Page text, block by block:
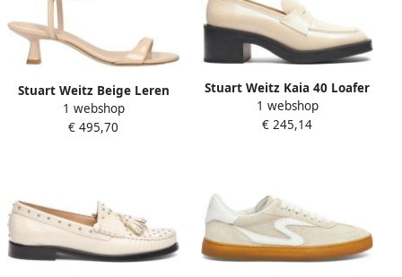
Stuart Weitz Beige Leren
Stiletto Hakken Sandalen
1 webshop
€ 495,70
Stuart Weitz Kaia 40 Loafer
1 webshop
€ 245,14